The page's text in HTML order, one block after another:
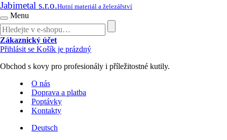
Jabimetal s.r.o.Hutní materiál a železářství
Menu
Zákaznický účet
Přihlásit se Košík je prázdný
Obchod s kovy pro profesionály i příležitostné kutily.
O nás
Doprava a platba
Poptávky
Kontakty
Deutsch